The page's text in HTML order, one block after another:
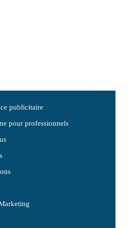
publicitaire
pour professionnels